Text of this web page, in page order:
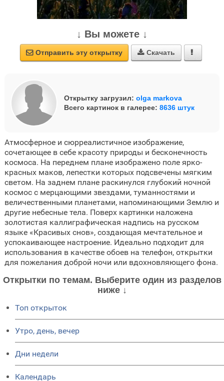
↓ Вы можете ↓
 Отправить эту открытку  Скачать 
Открытку загрузил: olga markova
Всего картинок в галерее: 8636 штук
Атмосферное и сюрреалистичное изображение,
сочетающее в себе красоту природы и бесконечность
космоса. На переднем плане изображено поле ярко-
красных маков, лепестки которых подсвечены мягким
светом. На заднем плане раскинулся глубокий ночной
космос с мерцающими звездами, туманностями и
величественными планетами, напоминающими Землю и
другие небесные тела. Поверх картинки наложена
золотистая каллиграфическая надпись на русском
языке «Красивых снов», создающая мечтательное и
успокаивающее настроение. Идеально подходит для
использования в качестве обоев на телефон, открытки
для пожелания доброй ночи или вдохновляющего фона.
Открытки по темам. Выберите один из разделов
ниже ↓
Топ открыток
Утро, день, вечер
Дни недели
Календарь